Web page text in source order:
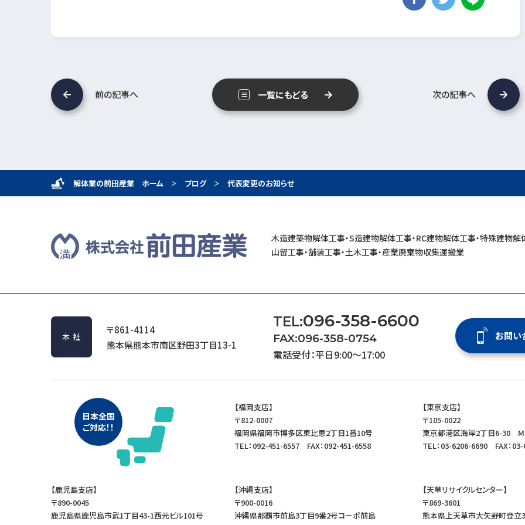
前の記事へ 次の記事へ
一覧にもどる
解体業の前田産業 ホーム ブログ 代表変更のお知らせ
木造建築物解体工事・S造建物解体工事・RC建物解体工事・特殊建物解
山留工事・舗装工事・土木工事・産業廃棄物収集運搬業
本社
〒861-4114
熊本県熊本市南区野田3丁目13-1
TEL:096-358-6600
FAX:096-358-0754
電話受付：平日9:00〜17:00
お問い
日本全国
ご対応！！
【福岡支店】
〒812-0007
福岡県福岡市博多区東比恵2丁目1番10号
TEL：092-451-6557 FAX：092-451-6558
【東京支店】
〒105-0022
東京都港区海岸2丁目6-30
TEL：03-6206-6690 FAX：
【鹿児島支店】
〒890-0045
鹿児島県鹿児島市武1丁目43-1西元ビル101号
【沖縄支店】
〒900-0016
沖縄県那覇市前島3丁目9番2号コーポ前島
【天草リサイクルセンター】
〒869-3601
熊本県上天草市大矢野町登立